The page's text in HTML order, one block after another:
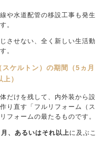
や水道配管の移設工事も発生
。
させない、全く新しい生活動
。
ケルトン）の期間（5ヵ月
）
だけを残して、内外装から設
り直す「フルリフォーム（ス
フォームの最たるものです。
、あるいはそれ以上 に及ぶこ